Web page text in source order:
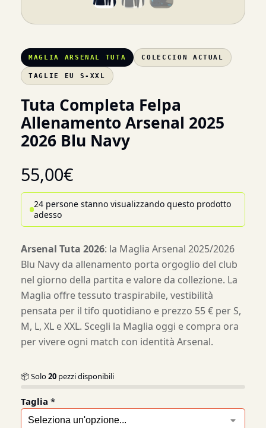
MAGLIA ARSENAL TUTA COLECCION ACTUAL
TAGLIE EU S-XXL
Tuta Completa Felpa
Allenamento Arsenal 2025
2026 Blu Navy
55,00€
24 persone stanno visualizzando questo prodotto
adesso
Arsenal Tuta 2026: la Maglia Arsenal 2025/2026
Blu Navy da allenamento porta orgoglio del club
nel giorno della partita e valore da collezione. La
Maglia offre tessuto traspirabile, vestibilità
pensata per il tifo quotidiano e prezzo 55 € per S,
M, L, XL e XXL. Scegli la Maglia oggi e compra ora
per vivere ogni match con identità Arsenal.
📦 Solo20 pezzi disponibili
Taglia *